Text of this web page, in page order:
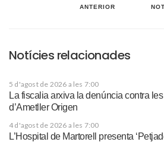
ANTERIOR
Notícies relacionades
5 d'agost de 2026 a les 7:00
La fiscalia arxiva la denúncia contra
d’Ametller Origen
4 d'agost de 2026 a les 7:00
L’Hospital de Martorell presenta